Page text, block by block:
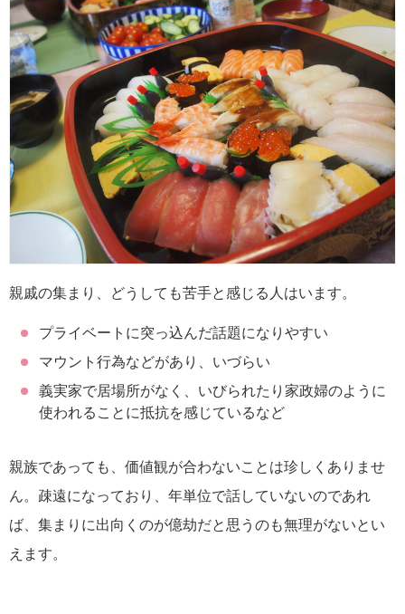
親戚の集まり、どうしても苦手と感じる人はいます。
プライベートに突っ込んだ話題になりやすい
マウント行為などがあり、いづらい
義実家で居場所がなく、いびられたり家政婦のように
使われることに抵抗を感じているなど
親族であっても、価値観が合わないことは珍しくありませ
ん。疎遠になっており、年単位で話していないのであれ
ば、集まりに出向くのが億劫だと思うのも無理がないとい
えます。